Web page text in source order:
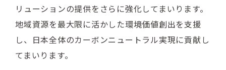
リューションの提供をさらに強化してまいります。
地域資源を最大限に活かした環境価値創出を支援
し、日本全体のカーボンニュートラル実現に貢献し
てまいります。